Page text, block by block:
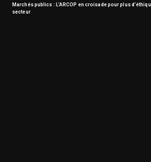
Marchés publics : L’ARCOP en croisade pour plus
secteur